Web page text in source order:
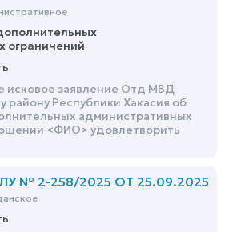
ограничений
исковое заявление Отд МВД
району Республики Хакасия об
административных
<ФИО> удовлетворить
№ 2-258/2025 ОТ 25.09.2025